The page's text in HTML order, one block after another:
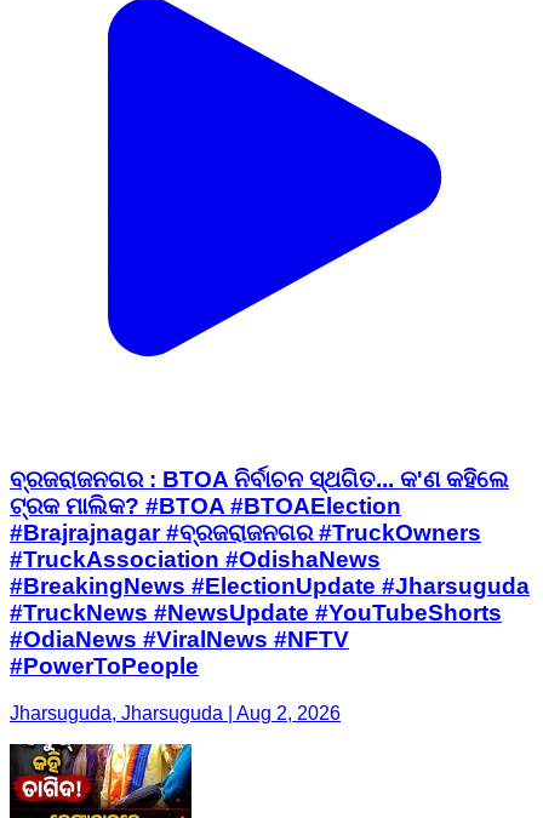
ବ୍ରଜରାଜନଗର : BTOA ନିର୍ବାଚନ ସ୍ଥଗିତ... କ'ଣ କହିଲେ
ଟ୍ରକ ମାଲିକ? #BTOA #BTOAElection
#Brajrajnagar #ବ୍ରଜରାଜନଗର #TruckOwners
#TruckAssociation #OdishaNews
#BreakingNews #ElectionUpdate #Jharsuguda
#TruckNews #NewsUpdate #YouTubeShorts
#OdiaNews #ViralNews #NFTV
#PowerToPeople
Jharsuguda, Jharsuguda | Aug 2, 2026